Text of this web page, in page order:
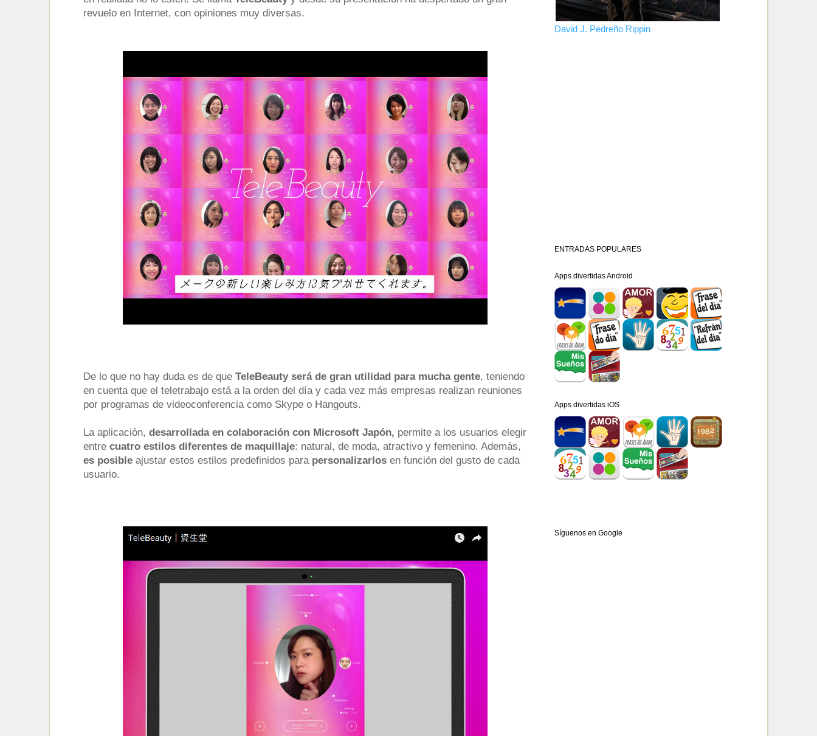
revuelo en Internet, con opiniones muy diversas.
De lo que no hay duda es de que TeleBeauty será de gran utilidad para mucha gente, teniendo
en cuenta que el teletrabajo está a la orden del día y cada vez más empresas realizan reuniones
por programas de videoconferencia como Skype o Hangouts.
La aplicación, desarrollada en colaboración con Microsoft Japón, permite a los usuarios elegir
entre cuatro estilos diferentes de maquillaje: natural, de moda, atractivo y femenino. Además,
es posible ajustar estos estilos predefinidos para personalizarlos en función del gusto de cada
usuario.
David J. Pedreño Rippin
ENTRADAS POPULARES
Apps divertidas Android
Apps divertidas iOS
Síguenos en Google